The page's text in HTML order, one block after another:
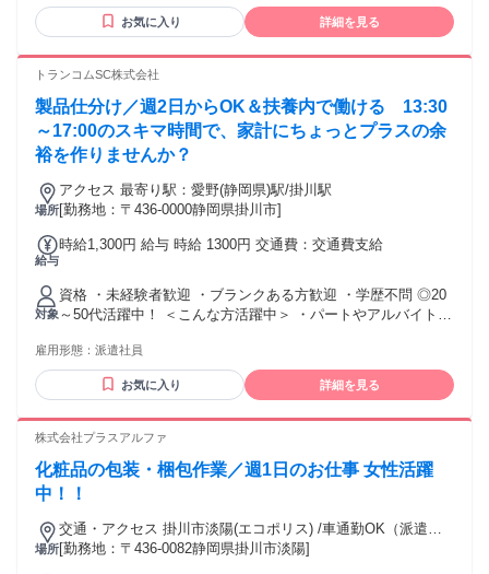
す！！ ✅給与前払い制度あり（稼働分） ✅交通費規定支給 ✅
家族手当あり 一人につき1万円～
ります。 役職に見合った「明確な評価と収入（マネージャー
給）」を提示します。 会社の成長を牽引する中核メンバーと
して現場の基礎を学んでいただきます。その後、新規拠点の
開かれます。 当社が考える「適性」とは、単にトップセール
スであることではありません。「どうすればチーム全員が目
標を達成できるか」を一緒に考えられる視点や、 メンバーを
育成したいという熱意を重視しています。 あなたの「上を目
指したい」「組織を育てたい」という意欲を、私たちは全力
で後押しします。 【キャリアアップ後の給与例】 エリアマネ
収：600万円〜） ※マネージャー昇進の際には、役職に応じ
お気に入り 詳細を見る
トランコムSC株式会社
製品仕分け／週2日からOK＆扶養内で働ける 13:30
～17:00のスキマ時間で、家計にちょっとプラスの余
裕を作りませんか？
場所
アクセス 最寄り駅：愛野(静岡県)駅/掛川駅
[勤務地：〒436-0000静岡県掛川市]
給与
時給1,300円 給与 時給 1300円 交通費：交通費支給
対象
資格 ・未経験者歓迎 ・ブランクある方歓迎 ・学歴不問 ◎20
～50代活躍中！ ＜こんな方活躍中＞ ・パートやアルバイトと
た方 ・倉庫管理(倉庫/配送センター)で、在庫や入出庫の作業
経験がある方 ・フォークリフトオペレーターとして、フォー
クリフト操作の経験がある方 ・目視検査やシール貼りなど自
去など体を動かすことが好きな方 ・飲食店やサービス業を通
建築・土木現場などで体を動かしてエネルギッシュに働いて
いた方 ・工場などで製造補助や機械オペレーターをやってい
雇用形態： 派遣社員
お気に入り 詳細を見る
株式会社プラスアルファ
化粧品の包装・梱包作業／週1日のお仕事 女性活躍
中！！
場所
交通・アクセス 掛川市淡陽(エコポリス) /車通勤OK（派遣
先）
[勤務地：〒436-0082静岡県掛川市淡陽]